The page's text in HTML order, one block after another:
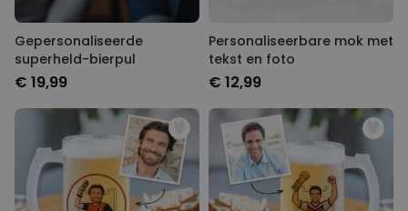
Gepersonaliseerde
superheld-bierpul
€ 19,99
Personaliseerbare mok met
tekst en foto
€ 12,99